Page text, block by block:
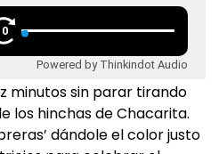
Powered by Thinkindot Audio
minutos sin parar tirando
los hinchas de Chacarita.
dándole el color justo